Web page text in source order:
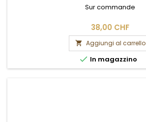
Sur commande
38,00 CHF
 Aggiungi al carrello
 In magazzino